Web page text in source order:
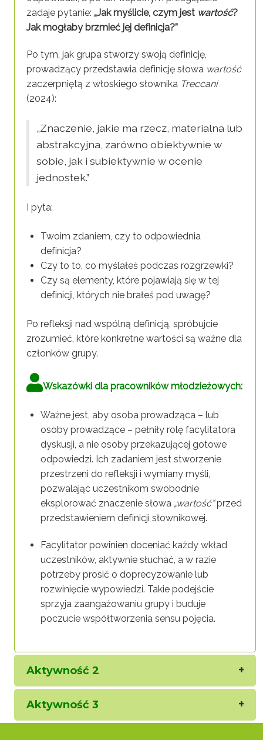
zadaje pytanie: „Jak myślicie, czym jest wartość?
Jak mogłaby brzmieć jej definicja?”
Po tym, jak grupa stworzy swoją definicję,
prowadzący przedstawia definicję słowa wartość
zaczerpniętą z włoskiego słownika Treccani
(2024):
„Znaczenie, jakie ma rzecz, materialna lub
abstrakcyjna, zarówno obiektywnie w
sobie, jak i subiektywnie w ocenie
jednostek.”
I pyta:
Twoim zdaniem, czy to odpowiednia
definicja?
Czy to to, co myślałeś podczas rozgrzewki?
Czy są elementy, które pojawiają się w tej
definicji, których nie brałeś pod uwagę?
Po refleksji nad wspólną definicją, spróbujcie
zrozumieć, które konkretne wartości są ważne dla
członków grupy.
Wskazówki dla pracowników młodzieżowych:
Ważne jest, aby osoba prowadząca – lub
osoby prowadzące – pełniły rolę facylitatora
dyskusji, a nie osoby przekazującej gotowe
odpowiedzi. Ich zadaniem jest stworzenie
przestrzeni do refleksji i wymiany myśli,
pozwalając uczestnikom swobodnie
eksplorować znaczenie słowa „wartość”przed
przedstawieniem definicji słownikowej.
Facylitator powinien doceniać każdy wkład
uczestników, aktywnie słuchać, a w razie
potrzeby prosić o doprecyzowanie lub
rozwinięcie wypowiedzi. Takie podejście
sprzyja zaangażowaniu grupy i buduje
poczucie współtworzenia sensu pojęcia.
Aktywność 2
Aktywność 3